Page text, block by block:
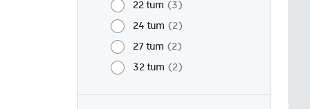
22 tum
3
24 tum
2
27 tum
2
32 tum
2